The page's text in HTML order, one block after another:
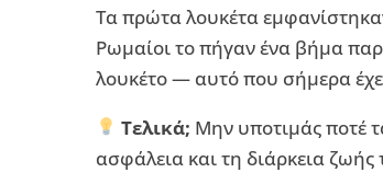
Τα πρώτα λουκέτα
Ρωμαίοι το πήγαν ένα βήμα
λουκέτο — αυτό που σήμερα
Τελικά; Μην υποτιμάς ποτέ
ασφάλεια και τη διάρκεια